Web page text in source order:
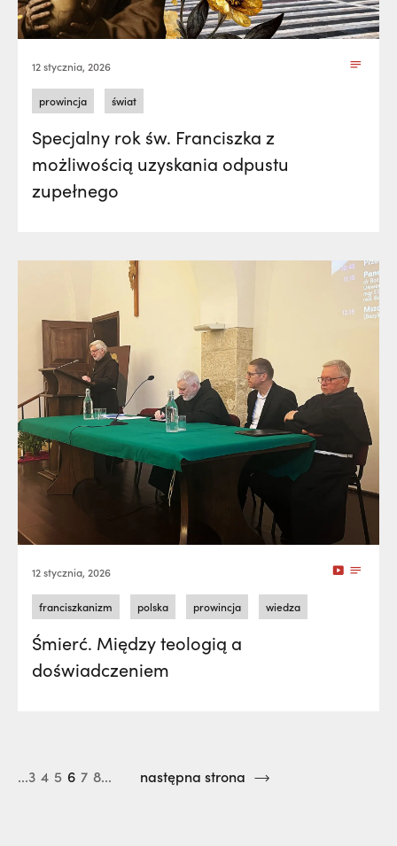
12 stycznia, 2026
prowincja świat
Specjalny rok św. Franciszka z
możliwością uzyskania odpustu
zupełnego
12 stycznia, 2026
franciszkanizm polska prowincja wiedza
Śmierć. Między teologią a
doświadczeniem
...3 4 5 6 7 8... następna strona